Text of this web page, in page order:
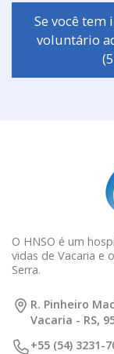
Se você
voluntário
O HNSO é um
vidas de Vacaria e
Serra.
R. Pinheiro
Vacaria - RS,
+55 (54) 3231-